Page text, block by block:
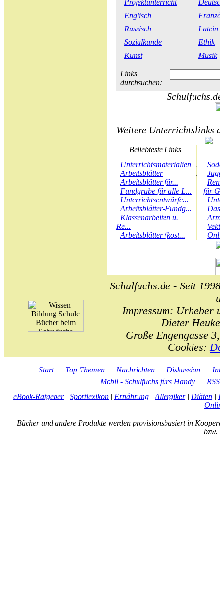
Projektunterricht
Englisch
Russisch
Latein
Sozialkunde
Ethik
Kunst
Musik
Links
durchsuchen:
Weitere Unterrichtslinks
Beliebteste Links
Unterrichtsmaterialien
Arbeitsblätter
Arbeitsblätter für...
Fundgrube für alle L...
Unterrichtsentwürfe...
Arbeitsblätter-Fundg...
Klassenarbeiten u.
Re...
Arbeitsblätter (kost...
für
Schulfuchs.de - Seit
Impressum: Urheber
Dieter
Große Engengasse
Cookies:
Start Top-Themen Nachrichten Diskussion
Mobil - Schulfuchs fürs Handy
eBook-Ratgeber| Sportlexikon | Ernährung | Allergiker| Diäten |
Bücher und andere Produkte werden provisionsbasiert in
bzw.